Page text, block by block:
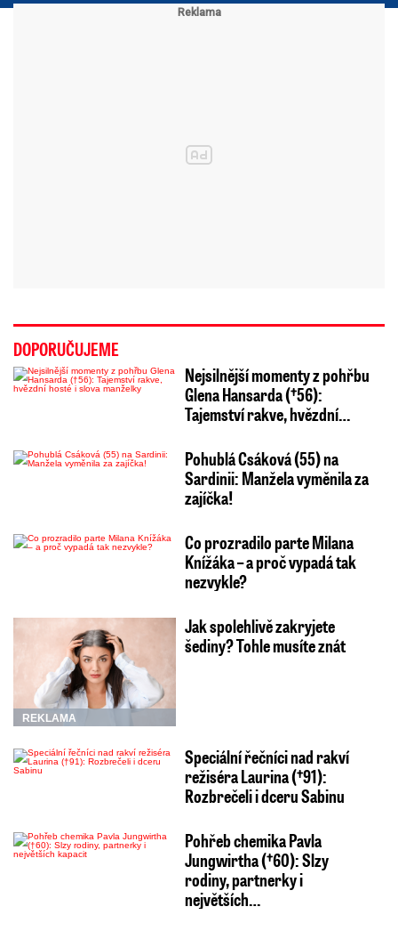
DOPORUČUJEME
Nejsilnější momenty z pohřbu
Glena Hansarda (†56):
Tajemství rakve, hvězdní…
Pohublá Csáková (55) na
Sardinii: Manžela vyměnila za
zajíčka!
Co prozradilo parte Milana
Knížáka – a proč vypadá tak
nezvykle?
REKLAMA
Jak spolehlivě zakryjete
šediny? Tohle musíte znát
Speciální řečníci nad rakví
režiséra Laurina (†91):
Rozbrečeli i dceru Sabinu
Pohřeb chemika Pavla
Jungwirtha (†60): Slzy
rodiny, partnerky i
největších…